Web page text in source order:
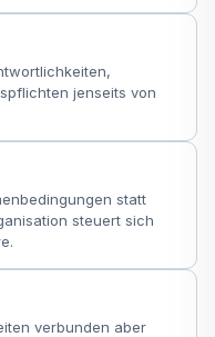
jenseits von
statt
steuert sich
verbunden aber